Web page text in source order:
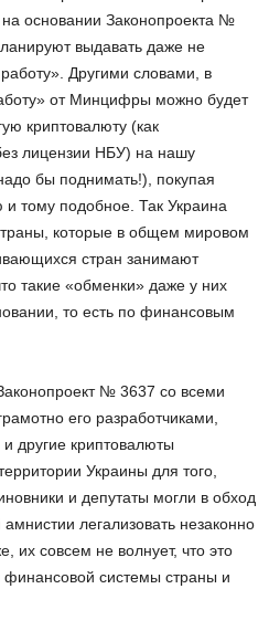
основании Законопроекта №
выдавать даже не
Другими словами, в
от Минцифры можно будет
криптовалюту (как
лицензии НБУ) на нашу
бы поднимать!), покупая
тому подобное. Так Украина
которые в общем мировом
стран занимают
такие «обменки» даже у них
то есть по финансовым
№ 3637 со всеми
его разработчиками,
и другие криптовалюты
Украины для того,
и депутаты могли в обход
легализовать незаконно
их совсем не волнует, что это
финансовой системы страны и